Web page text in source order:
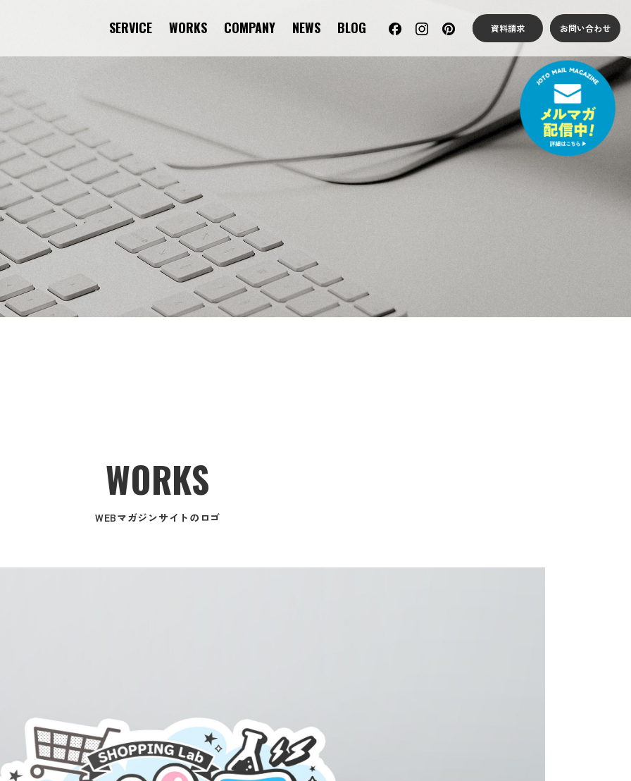
SERVICE WORKS COMPANY NEWS BLOG 資料請求 お問い合わせ
WORKS
WEBマガジンサイトのロゴ